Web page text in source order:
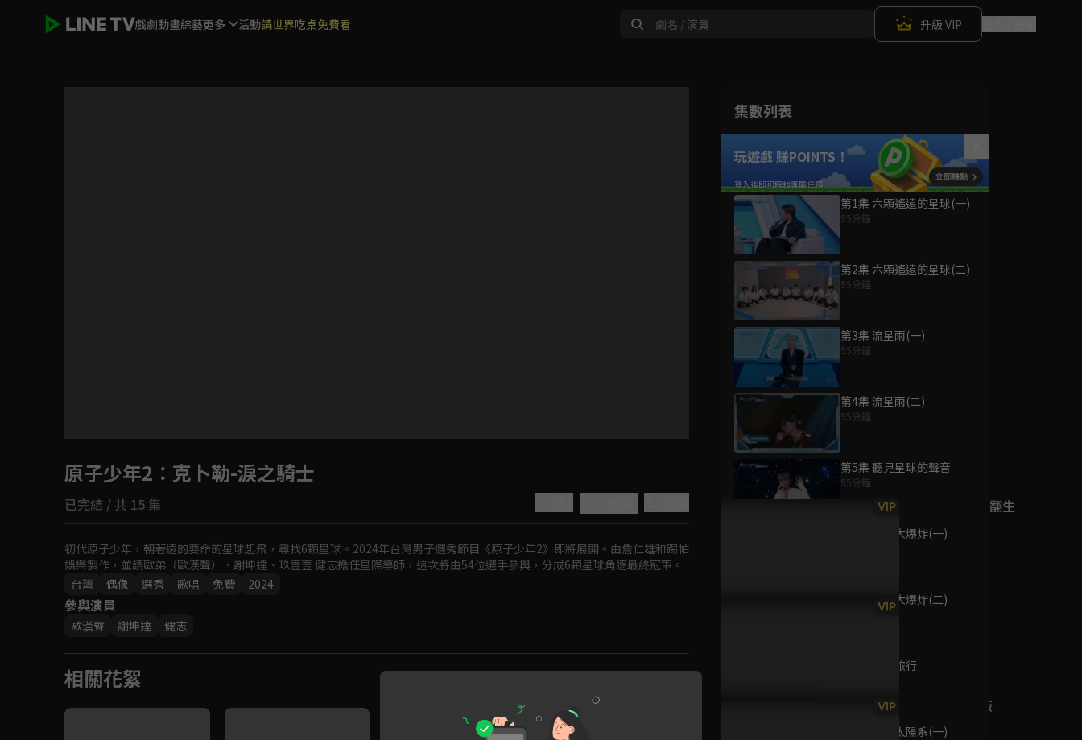
戲劇動畫綜藝更多 活動請世界吃桌免費看 升級 VIP
Video
集數列表
玩遊戲 賺POINTS！
第1集 六顆遙遠的星球(一)
95分鐘
第2集 六顆遙遠的星球(二)
95分鐘
第3集 流星雨(一)
95分鐘
第4集 流星雨(二)
95分鐘
第5集 聽見星球的聲音
95分鐘
第6集 宇宙大爆炸(一)
第7集 宇宙大爆炸(二)
第8集 時空旅行
第9集 回到太陽系(一)
原子少年2 ：克卜勒-淚之騎士
已完結 / 共 15 集
初代原子少年，朝著遠的要命的星球起飛，尋找6顆星球。2024年台灣男子選秀節目《原子少年2》即將展開。由詹仁雄和踢帕
娛樂製作，並請歐弟（歐漢聲）、謝坤達、玖壹壹 健志擔任星際導師，這次將由54位選手參與，分成6顆星球角逐最終冠軍。
台灣
偶像 選秀 歌唱 免費 2024
參與演員
歐漢聲 謝坤達 健志
相關花絮
為您推薦
VIP
冥通銀行特約：翻生
爭霸戰
已完結 / 共 1 集
VIP 詐騙女王
VIP 飆速宅男 劇場版
已完結 / 共 1 集